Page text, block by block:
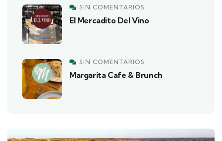
SIN COMENTARIOS
El Mercadito Del Vino
SIN COMENTARIOS
Margarita Cafe & Brunch